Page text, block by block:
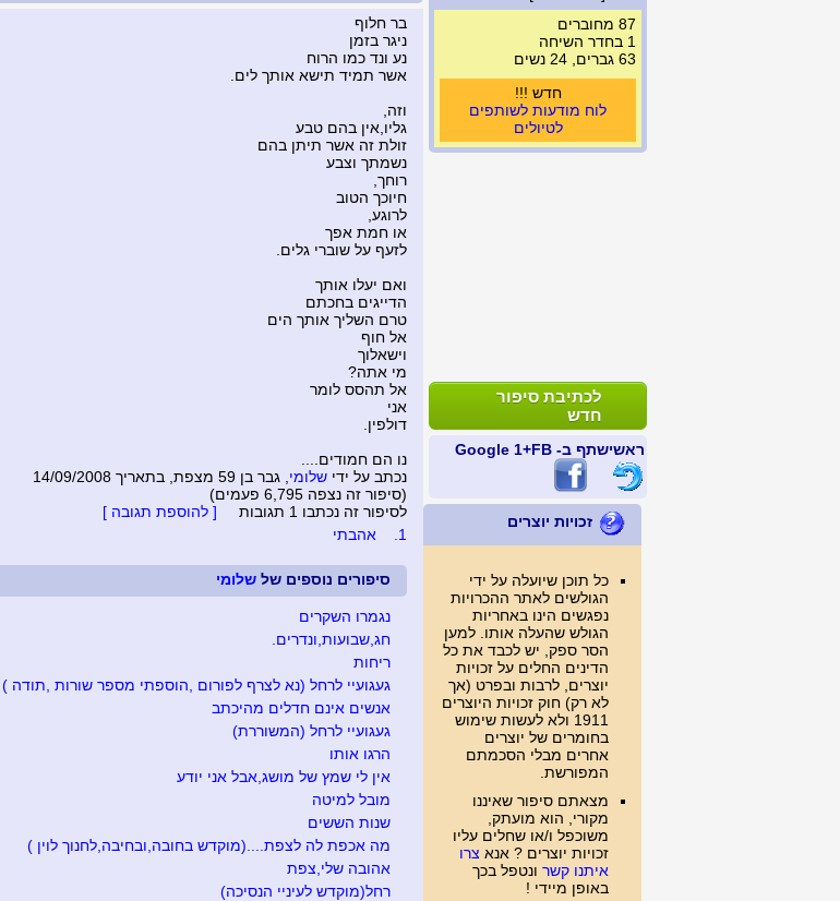
87 מחוברים
1 בחדר השיחה
63 גברים, 24 נשים
חדש !!!
לוח מודעות לשותפים
לטיולים
לכתיבת סיפור
חדש
ראשישתף ב- FB +1 Google
זכויות יוצרים
כל תוכן שיועלה על ידי
הגולשים לאתר ההכרויות
נפגשים הינו באחריות
הגולש שהעלה אותו. למען
הסר ספק, יש לכבד את כל
הדינים החלים על זכויות
יוצרים, לרבות ובפרט (אך
לא רק) חוק זכויות היוצרים
1911 ולא לעשות שימוש
בחומרים של יוצרים
אחרים מבלי הסכמתם
המפורשת.
מצאתם סיפור שאיננו
מקורי, הוא מועתק,
משוכפל ו/או שחלים עליו
זכויות יוצרים ? אנא צרו
איתנו קשר ונטפל בכך
באופן מיידי !
בר חלוף
ניגר בזמן
נע ונד כמו הרוח
אשר תמיד תישא אותך לים.
וזה,
גליו,אין בהם טבע
זולת זה אשר תיתן בהם
נשמתך וצבע
רוחך,
חיוכך הטוב
לרוגע,
או חמת אפך
לזעף על שוברי גלים.
ואם יעלו אותך
הדייגים בחכתם
טרם השליך אותך הים
אל חוף
וישאלוך
מי אתה?
אל תהסס לומר
אני
דולפין.
נו הם חמודים....
נכתב על ידי שלומי , גבר בן 59 מצפת, בתאריך 14/09/2008
(סיפור זה נצפה 6,795 פעמים)
לסיפור זה נכתבו 1 תגובות
[ להוספת תגובה ]
1.
אהבתי
סיפורים נוספים של שלומי
נגמרו השקרים
חג,שבועות,ונדרים.
ריחות
געגועיי לרחל (נא לצרף לפורום ,הוספתי מספר שורות ,תודה )
אנשים אינם חדלים מהיכתב
געגועיי לרחל (המשוררת)
הרגו אותו
אין לי שמץ של מושג,אבל אני יודע
מובל למיטה
שנות הששים
מה אכפת לה לצפת....(מוקדש בחובה,ובחיבה,לחנוך לוין )
אהובה שלי,צפת
רחל(מוקדש לעיניי הנסיכה)